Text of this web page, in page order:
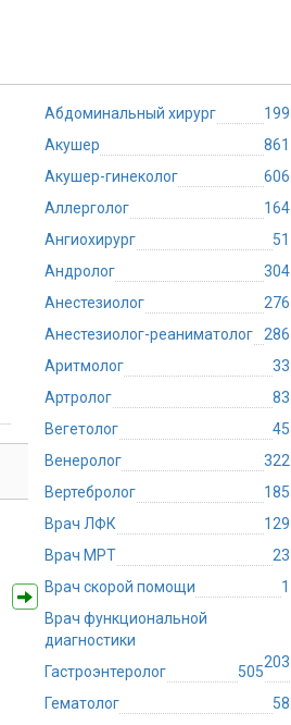
Абдоминальный хирург
199
Акушер
861
Акушер-гинеколог
606
Аллерголог
164
Ангиохирург
51
Андролог
304
Анестезиолог
276
Анестезиолог-реаниматолог
286
Аритмолог
33
Артролог
83
Вегетолог
45
Венеролог
322
Вертебролог
185
Врач ЛФК
129
Врач МРТ
23
Врач скорой помощи
1
Врач функциональной
диагностики
203
Гастроэнтеролог
505
Гематолог
58